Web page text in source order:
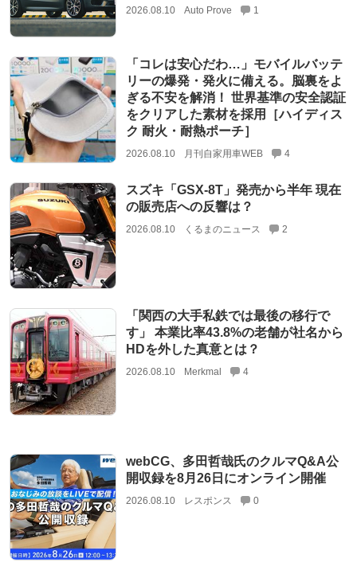
2026.08.10 Auto Prove 1
「コレは安心だわ…」モバイルバッテ
リーの爆発・発火に備える。脳裏をよ
ぎる不安を解消！ 世界基準の安全認証
をクリアした素材を採用［ハイディス
ク 耐火・耐熱ポーチ］
2026.08.10 月刊自家用車WEB 4
スズキ「GSX-8T」発売から半年 現在
の販売店への反響は？
2026.08.10 くるまのニュース 2
「関西の大手私鉄では最後の移行で
す」 本業比率43.8%の老舗が社名から
HDを外した真意とは？
2026.08.10 Merkmal 4
webCG、多田哲哉氏のクルマQ&A公
開収録を8月26日にオンライン開催
2026.08.10 レスポンス 0